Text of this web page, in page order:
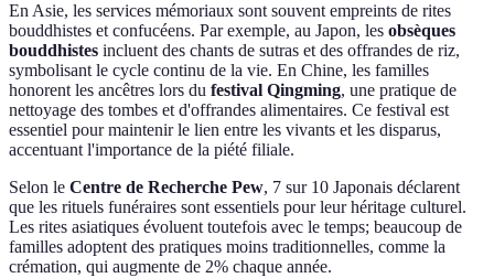
En Asie, les services mémoriaux sont souvent empreints de rites
bouddhistes et confucéens. Par exemple, au Japon, les obsèques
bouddhistes incluent des chants de sutras et des offrandes de riz,
symbolisant le cycle continu de la vie. En Chine, les familles
honorent les ancêtres lors du festival Qingming, une pratique de
nettoyage des tombes et d'offrandes alimentaires. Ce festival est
essentiel pour maintenir le lien entre les vivants et les disparus,
accentuant l'importance de la piété filiale.
Selon le Centre de Recherche Pew, 7 sur 10 Japonais déclarent
que les rituels funéraires sont essentiels pour leur héritage culturel.
Les rites asiatiques évoluent toutefois avec le temps; beaucoup de
familles adoptent des pratiques moins traditionnelles, comme la
crémation, qui augmente de 2% chaque année.